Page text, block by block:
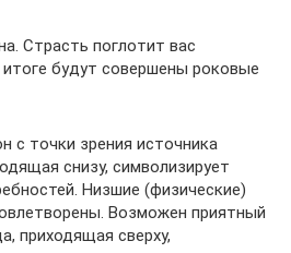
Страсть поглотит вас
будут совершены роковые
с точки зрения источника
снизу, символизирует
Низшие (физические)
Возможен приятный
приходящая сверху,